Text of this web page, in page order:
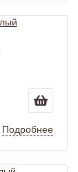
Подробнее